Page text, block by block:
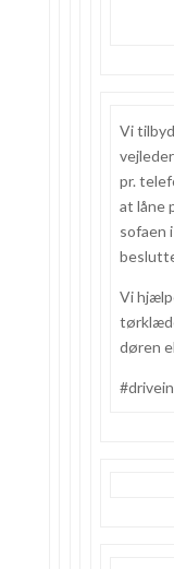
Vi
pr.
at låne
sofaen
Vi
døren